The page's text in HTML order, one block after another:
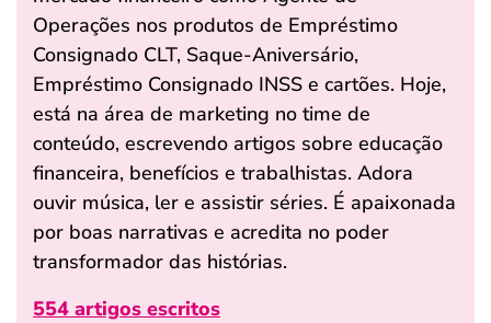
Operações nos produtos de Empréstimo
Consignado CLT, Saque-Aniversário,
Empréstimo Consignado INSS e cartões. Hoje,
está na área de marketing no time de
conteúdo, escrevendo artigos sobre educação
financeira, benefícios e trabalhistas. Adora
ouvir música, ler e assistir séries. É apaixonada
por boas narrativas e acredita no poder
transformador das histórias.
554 artigos escritos